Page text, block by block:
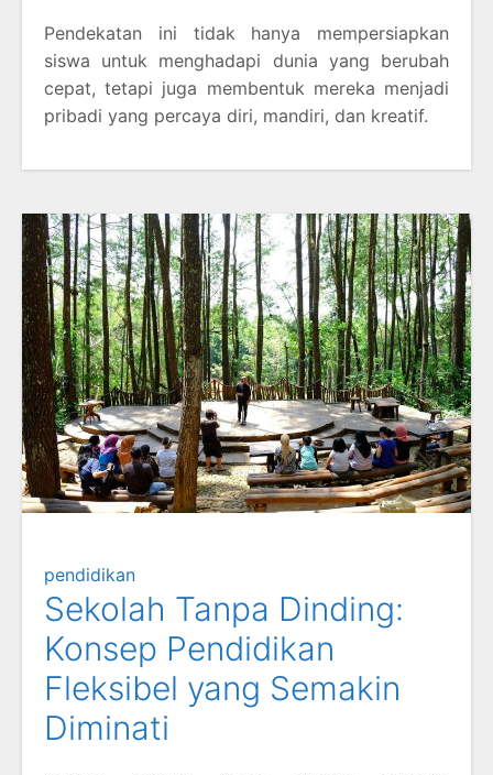
Pendekatan ini tidak hanya mempersiapkan
siswa untuk menghadapi dunia yang berubah
cepat, tetapi juga membentuk mereka menjadi
pribadi yang percaya diri, mandiri, dan kreatif.
pendidikan
Sekolah Tanpa Dinding:
Konsep Pendidikan
Fleksibel yang Semakin
Diminati